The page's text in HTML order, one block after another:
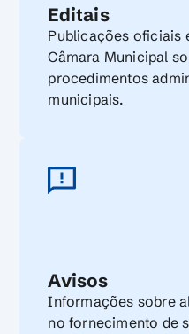
Editais
Publicações oficiais
Câmara Municipal
procedimentos
municipais.
Avisos
Informações sobre
no fornecimento de